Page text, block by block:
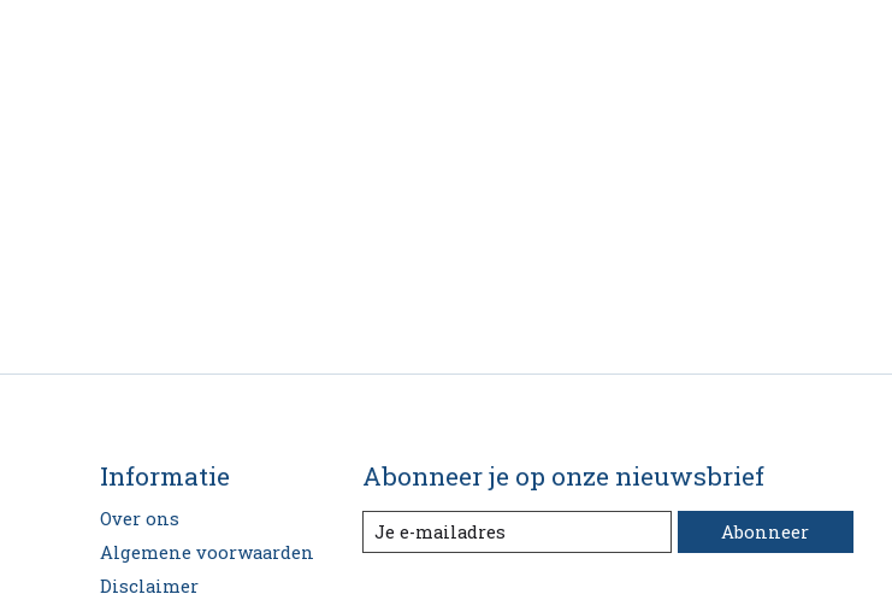
Informatie
Over ons
Algemene voorwaarden
Disclaimer
Abonneer je op onze nieuwsbrief
Abonneer